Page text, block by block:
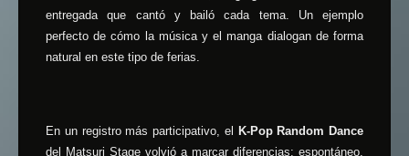
entregada que cantó y bailó cada tema. Un ejemplo
perfecto de cómo la música y el manga dialogan de forma
natural en este tipo de ferias.
En un registro más participativo, el
K-Pop Random Dance
del Matsuri Stage volvió a marcar diferencias: espontáneo,